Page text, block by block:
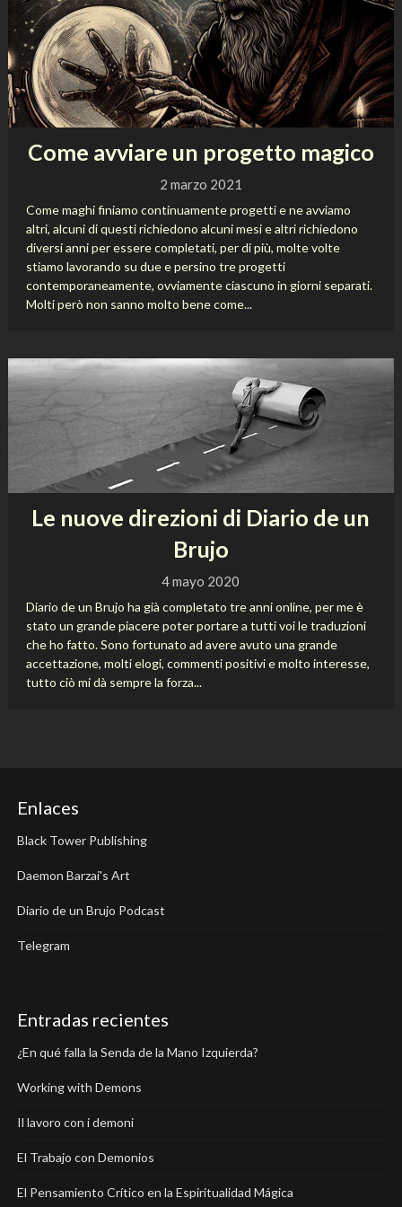
Come avviare un progetto magico
2 marzo 2021
Come maghi finiamo continuamente progetti e ne avviamo
altri, alcuni di questi richiedono alcuni mesi e altri richiedono
diversi anni per essere completati, per di più, molte volte
stiamo lavorando su due e persino tre progetti
contemporaneamente, ovviamente ciascuno in giorni separati.
Molti però non sanno molto bene come...
Le nuove direzioni di Diario de un
Brujo
4 mayo 2020
Diario de un Brujo ha già completato tre anni online, per me è
stato un grande piacere poter portare a tutti voi le traduzioni
che ho fatto. Sono fortunato ad avere avuto una grande
accettazione, molti elogi, commenti positivi e molto interesse,
tutto ciò mi dà sempre la forza...
Enlaces
Black Tower Publishing
Daemon Barzai's Art
Diario de un Brujo Podcast
Telegram
Entradas recientes
¿En qué falla la Senda de la Mano Izquierda?
Working with Demons
Il lavoro con i demoni
El Trabajo con Demonios
El Pensamiento Crítico en la Espiritualidad Mágica